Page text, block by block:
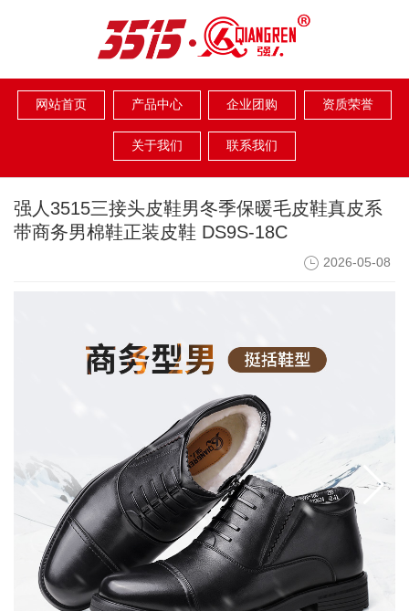
网站首页 产品中心 企业团购 资质荣誉
关于我们 联系我们
强人3515三接头皮鞋男冬季保暖毛皮鞋真皮系
带商务男棉鞋正装皮鞋 DS9S-18C
2026-05-08